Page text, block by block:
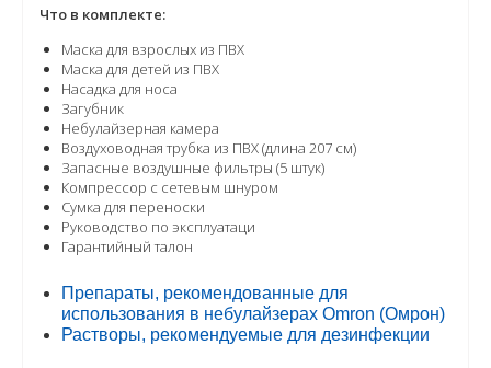
Что в комплекте:
Маска для взрослых из ПВХ
Маска для детей из ПВХ
Насадка для носа
Загубник
Небулайзерная камера
Воздуховодная трубка из ПВХ (длина 207 см)
Запасные воздушные фильтры (5 штук)
Компрессор с сетевым шнуром
Сумка для переноски
Руководство по эксплуатаци
Гарантийный талон
Препараты, рекомендованные для
использования в небулайзерах Omron (Омрон)
Растворы, рекомендуемые для дезинфекции